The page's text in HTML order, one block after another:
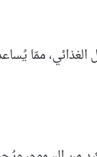
الغذائي، ممّا